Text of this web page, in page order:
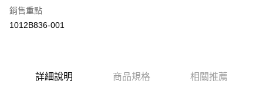
黑貓宅急便 (僅限台灣本島，離島恕不配送) 預計2-3個工作天到貨
每筆NT$120，滿NT$1,500(含以上)免運費
銷售重點
1012B836-001
詳細說明 商品規格 相關推薦